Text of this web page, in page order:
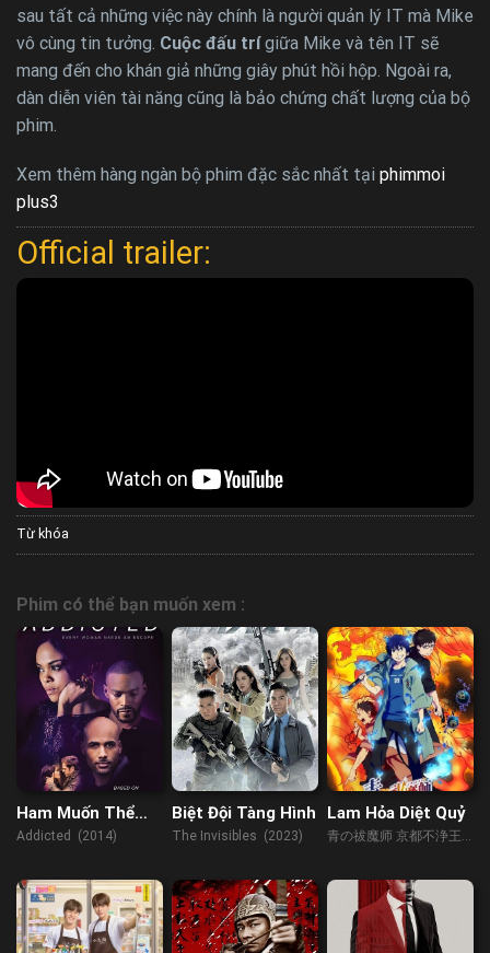
sau tất cả những việc này chính là người quản lý IT mà Mike
vô cùng tin tưởng. Cuộc đấu trígiữa Mike và tên IT sẽ
mang đến cho khán giả những giây phút hồi hộp. Ngoài ra,
dàn diễn viên tài năng cũng là bảo chứng chất lượng của bộ
phim.
Xem thêm hàng ngàn bộ phim đặc sắc nhất tại phimmoi
plus3
Official trailer:
Từ khóa
Phim có thể bạn muốn xem :
Ham Muốn Thể
Xác
Addicted (2014)
Biệt Đội Tàng Hình
The Invisibles (2023)
Lam Hỏa Diệt Quỷ
青の祓魔师 京都不浄王